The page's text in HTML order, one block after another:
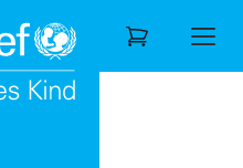
als 10 Millionen